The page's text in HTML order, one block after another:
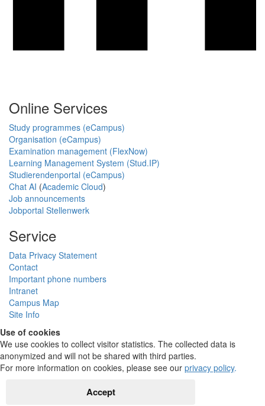
Online Services
Study programmes (eCampus)
Organisation (eCampus)
Examination management (FlexNow)
Learning Management System (Stud.IP)
Studierendenportal (eCampus)
Chat AI (Academic Cloud)
Job announcements
Jobportal Stellenwerk
Service
Data Privacy Statement
Contact
Important phone numbers
Intranet
Campus Map
Site Info
Use of cookies
We use cookies to collect visitor statistics. The collected data is
anonymized and will not be shared with third parties.
For more information on cookies, please see our privacy policy.
Accept